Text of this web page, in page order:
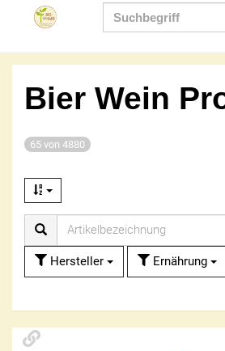
Produkt
Bier Wein
65 von 4880
Hersteller Ernährung